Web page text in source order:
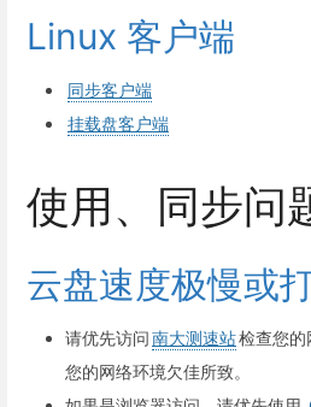
Linux 客户端
同步客户端
挂载盘客户端
使用、同步问
云盘速度极慢或
请优先访问南大测速站检查您的
您的网络环境欠佳所致。